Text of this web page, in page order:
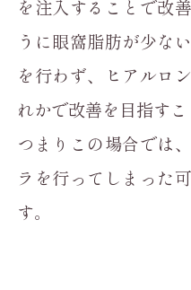
を注入することで改
うに眼窩脂肪が少な
を行わず、ヒアルロ
れかで改善を目指すこ
つまりこの場合では
ラを行ってしまった
す。